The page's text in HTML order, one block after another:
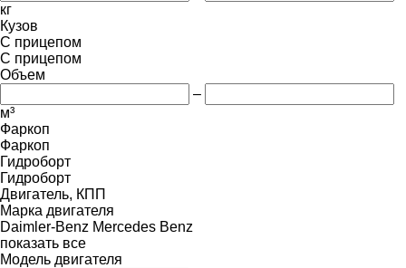
кг
Кузов
С прицепом
С прицепом
Объем
–
м³
Фаркоп
Фаркоп
Гидроборт
Гидроборт
Двигатель, КПП
Марка двигателя
Daimler-Benz Mercedes Benz
показать все
Модель двигателя